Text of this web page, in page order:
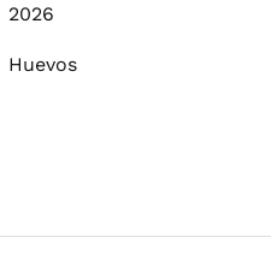
2026
Huevos